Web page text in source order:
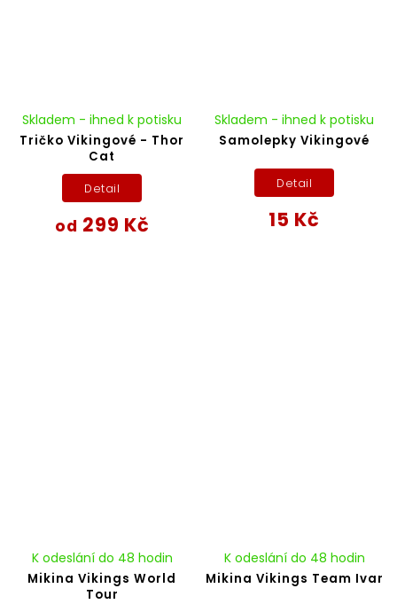
Tričko Vikingové - Thor
Cat
Skladem - ihned k potisku
od 299 Kč
Detail
Samolepky Vikingové
Skladem - ihned k potisku
15 Kč
Detail
Mikina Vikings World
Tour
K odeslání do 48 hodin
Mikina Vikings Team Ivar
K odeslání do 48 hodin